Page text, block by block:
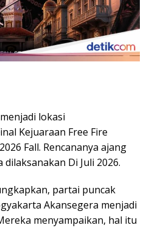
lokasi
Kejuaraan Free Fire
Fall. Rencananya ajang
Di Juli 2026.
partai puncak
Akansegera menjadi
menyampaikan, hal itu